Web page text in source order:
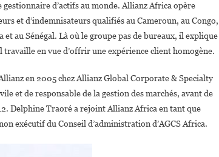
d’actifs au monde. Allianz Africa opère
et d’indemnisateurs qualifiés au Cameroun, au Congo,
au Sénégal. Là où le groupe pas de bureaux, il explique
travaille en vue d’offrir une expérience client homogène.
en 2005 chez Allianz Global Corporate & Specialty
et de responsable de la gestion des marchés, avant de
Delphine Traoré a rejoint Allianz Africa en tant que
exécutif du Conseil d’administration d’AGCS Africa.